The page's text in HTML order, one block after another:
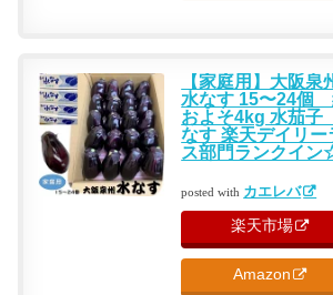
【家庭用】大阪
水なす 15〜24
およそ4kg 水茄
なす 楽天デイリ
ス部門ランクイ
posted with カエレバ
楽天市場
Amazon